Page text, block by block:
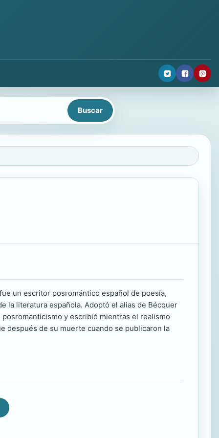
un escritor posromántico español de poesía,
la literatura española. Adoptó el alias de Bécquer
y escribió mientras el realismo
después de su muerte cuando se publicaron la